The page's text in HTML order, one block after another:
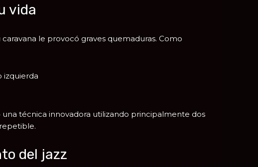
vida
le provocó graves quemaduras. Como
izquierda
técnica innovadora utilizando principalmente dos
del jazz